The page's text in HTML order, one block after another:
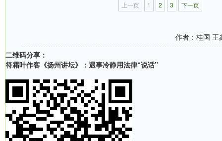
上一页 1 2 3 下一页
作者：桂国
二维码分享：
符霜叶作客《扬州讲坛》：遇事冷静用法律“说话”